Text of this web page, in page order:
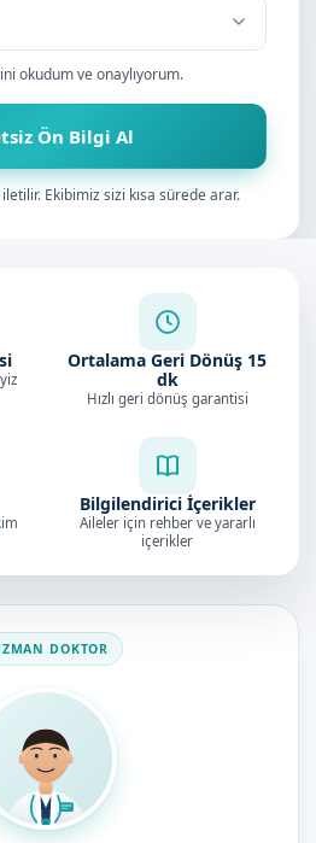
okudum ve onaylıyorum.
Ön Bilgi Al
Ekibimiz sizi kısa sürede arar.
Ortalama Geri Dönüş 15
dk
Hızlı geri dönüş garantisi
Bilgilendirici İçerikler
Aileler için rehber ve yararlı
içerikler